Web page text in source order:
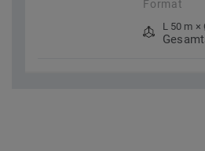
Format
L 50 m ×